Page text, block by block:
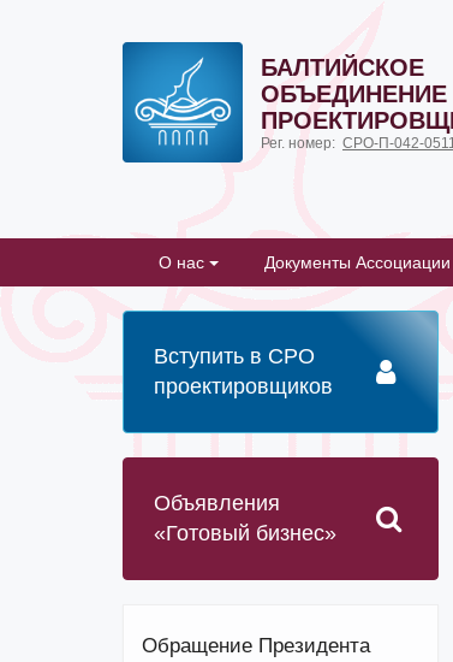
БАЛТИЙСКОЕ
ОБЪЕДИНЕНИЕ
Рег. номер: СРО-П-042-
О нас Документы Ассоциации
Вступить в СРО
проектировщиков
Объявления
«Готовый бизнес»
Обращение Президента